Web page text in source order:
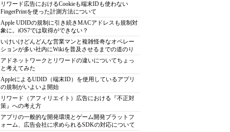
リワード広告におけるCookieも端末IDも使わない
FingerPrintを使った計測方法について
Apple UDIDの規制に引き続きMACアドレスも規制対
象に。iOS7では取得ができない？
いけいけどんどんな営業マンと複雑怪奇なオペレー
ションが多い社内にWikiを普及させるまでの道のり
アドネットワークとリワードの違いについてちょっ
と考えてみた
AppleによるUDID（端末ID）を使用しているアプリ
の規制がいよいよ開始
リワード（アフィリエイト）広告における『不正対
策』への考え方
アプリの一般的な開発環境とゲーム開発プラットフ
ォーム、広告会社に求められるSDKの対応について